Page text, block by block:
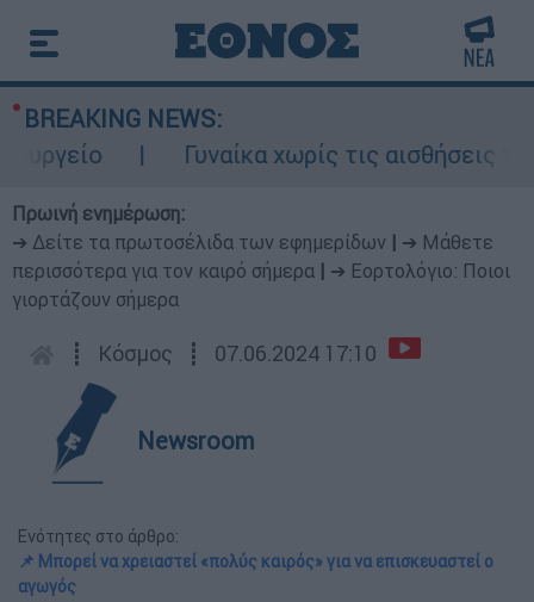
BREAKING NEWS:
Γυναίκα χωρίς τις αισθήσεις
Πρωινή ενημέρωση:
➔ Δείτε τα πρωτοσέλιδα των εφημερίδων
➔ Μάθετε
περισσότερα για τον καιρό σήμερα
➔ Εορτολόγιο: Ποιοι
γιορτάζουν σήμερα
┋ Κόσμος ┋ 07.06.2024 17:10
Newsroom
Ενότητες στο άρθρο:
📌 Μπορεί να χρειαστεί «πολύς καιρός» για να επισκευαστεί ο
αγωγός